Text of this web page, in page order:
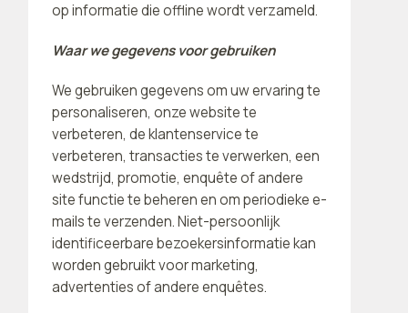
op informatie die offline wordt verzameld.
Waar we gegevens voor gebruiken
We gebruiken gegevens om uw ervaring te
personaliseren, onze website te
verbeteren, de klantenservice te
verbeteren, transacties te verwerken, een
wedstrijd, promotie, enquête of andere
site functie te beheren en om periodieke e-
mails te verzenden. Niet-persoonlijk
identificeerbare bezoekersinformatie kan
worden gebruikt voor marketing,
advertenties of andere enquêtes.